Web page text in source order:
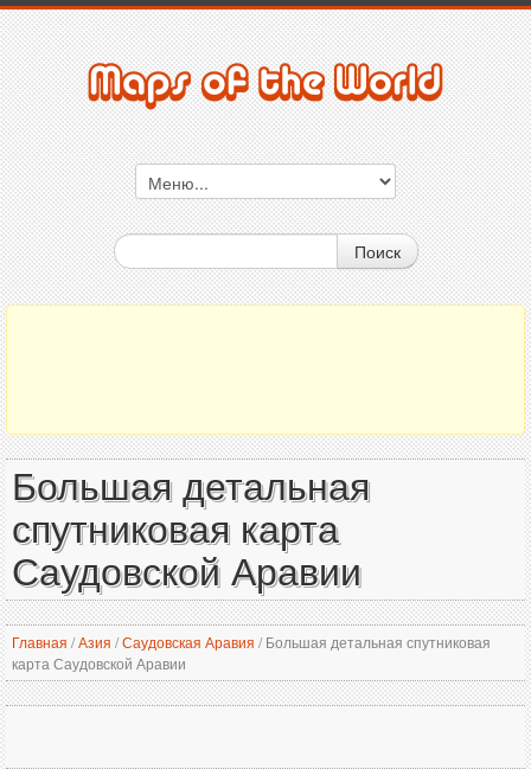
Поиск
Большая детальная
спутниковая карта
Саудовской Аравии
Главная /Азия /Саудовская Аравия /Большая детальная спутниковая
карта Саудовской Аравии